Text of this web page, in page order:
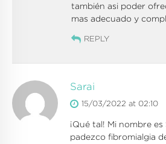
también asi poder
mas adecuado y
REPLY
Sarai
15/03/2022 at 02:10
¡Qué tal! Mi nombre
padezco fibromialgia